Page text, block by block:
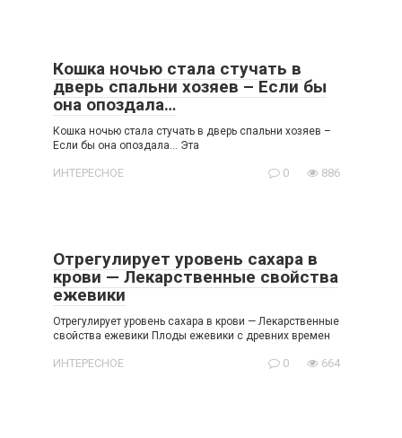
Кошка ночью стала стучать в
дверь спальни хозяев – Если бы
она опоздала…
Кошка ночью стала стучать в дверь спальни хозяев –
Если бы она опоздала… Эта
ИНТЕРЕСНОЕ 0 886
Отрегулирует уровень сахара в
крови — Лекарственные свойства
ежевики
Отрегулирует уровень сахара в крови — Лекарственные
свойства ежевики Плоды ежевики с древних времен
ИНТЕРЕСНОЕ 0 664